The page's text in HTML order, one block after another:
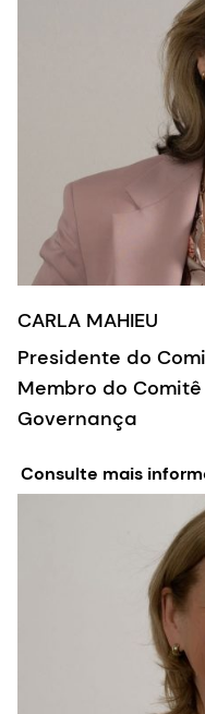
CARLA MAHIEU
Presidente do
Membro do
Governança
Consulte mais